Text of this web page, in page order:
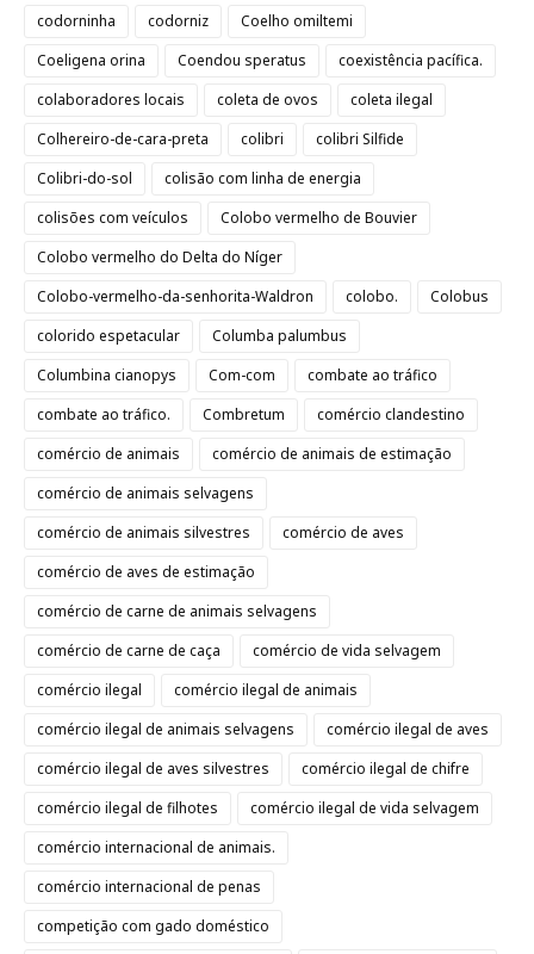
codorninha
codorniz
Coelho omiltemi
Coeligena orina
Coendou speratus
coexistência pacífica.
colaboradores locais
coleta de ovos
coleta ilegal
Colhereiro-de-cara-preta
colibri
colibri Silfide
Colibri-do-sol
colisão com linha de energia
colisões com veículos
Colobo vermelho de Bouvier
Colobo vermelho do Delta do Níger
Colobo-vermelho-da-senhorita-Waldron
colobo.
Colobus
colorido espetacular
Columba palumbus
Columbina cianopys
Com-com
combate ao tráfico
combate ao tráfico.
Combretum
comércio clandestino
comércio de animais
comércio de animais de estimação
comércio de animais selvagens
comércio de animais silvestres
comércio de aves
comércio de aves de estimação
comércio de carne de animais selvagens
comércio de carne de caça
comércio de vida selvagem
comércio ilegal
comércio ilegal de animais
comércio ilegal de animais selvagens
comércio ilegal de aves
comércio ilegal de aves silvestres
comércio ilegal de chifre
comércio ilegal de filhotes
comércio ilegal de vida selvagem
comércio internacional de animais.
comércio internacional de penas
competição com gado doméstico